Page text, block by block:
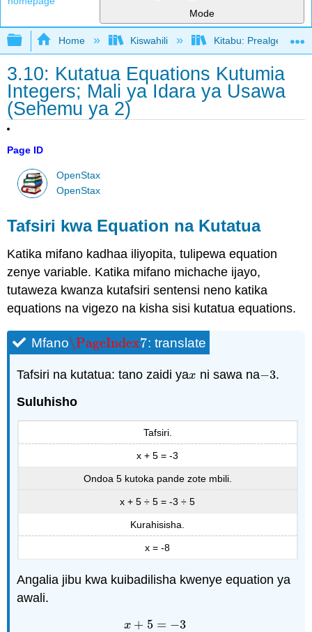
Mode
Expand/collapse global hierarchy
Home Kiswahili Kitabu: Prealgebra
3.10: Kutatua Equations Kutumia
Integers; Mali ya Idara ya Usawa
(Sehemu ya 2)
Page ID
OpenStax
OpenStax
Tafsiri kwa Equation na Kutatua
Katika mifano kadhaa iliyopita, tulipewa equation
zenye variable. Katika mifano michache ijayo,
tutaweza kwanza kutafsiri sentensi neno katika
equations na vigezo na kisha sisi kutatua equations.
Mfano\PageIndex7
\PageIndex7: translate
Tafsiri na kutatua: tano zaidi yax
x ni sawa na−3
−3.
Suluhisho
Tafsiri.
x + 5 = -3
Ondoa 5 kutoka pande zote mbili.
x + 5 ÷ 5 = -3 ÷ 5
Kurahisisha.
x = -8
Angalia jibu kwa kuibadilisha kwenye equation ya
awali.
x + 5 = −3